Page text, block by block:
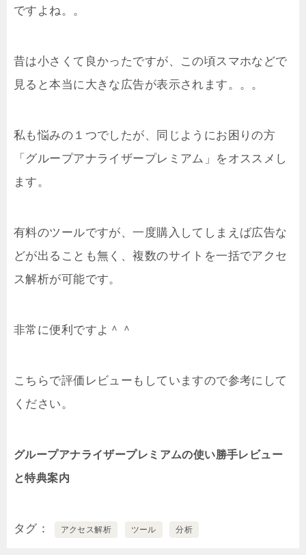
ですよね。。
昔は小さくて良かったですが、この頃スマホなどで
見ると本当に大きな広告が表示されます。。。
私も悩みの１つでしたが、同じようにお困りの方
「グループアナライザープレミアム」をオススメし
ます。
有料のツールですが、一度購入してしまえば広告な
どが出ることも無く、複数のサイトを一括でアクセ
ス解析が可能です。
非常に便利ですよ＾＾
こちらで評価レビューもしていますので参考にして
ください。
グループアナライザープレミアムの使い勝手レビュー
と特典案内
タグ アクセス解析 ツール 分析